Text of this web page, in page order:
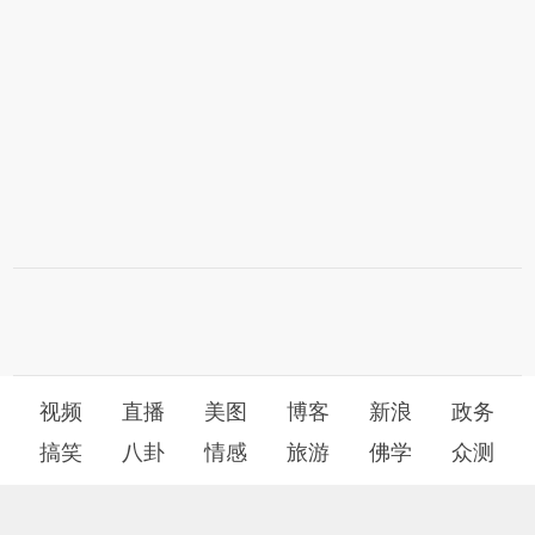
视频 直播 美图 博客 新浪
政务
搞笑
八卦 情感 旅游 佛学 众测